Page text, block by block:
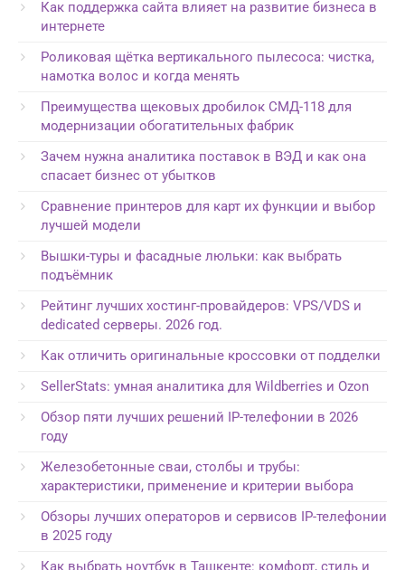
Как поддержка сайта влияет на развитие бизнеса в
интернете
Роликовая щётка вертикального пылесоса: чистка,
намотка волос и когда менять
Преимущества щековых дробилок СМД-118 для
модернизации обогатительных фабрик
Зачем нужна аналитика поставок в ВЭД и как она
спасает бизнес от убытков
Сравнение принтеров для карт их функции и выбор
лучшей модели
Вышки-туры и фасадные люльки: как выбрать
подъёмник
Рейтинг лучших хостинг-провайдеров: VPS/VDS и
dedicated серверы. 2026 год.
Как отличить оригинальные кроссовки от подделки
SellerStats: умная аналитика для Wildberries и Ozon
Обзор пяти лучших решений IP-телефонии в 2026
году
Железобетонные сваи, столбы и трубы:
характеристики, применение и критерии выбора
Обзоры лучших операторов и сервисов IP-телефонии
в 2025 году
Как выбрать ноутбук в Ташкенте: комфорт, стиль и